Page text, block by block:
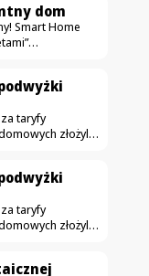
dom
Smart Home
mających
sprzętów
instalacje jak
częściej
taryfy
złożyli
Podwyżki
które
– Tauron,
energii dla
taryfy
złożyli
Podwyżki